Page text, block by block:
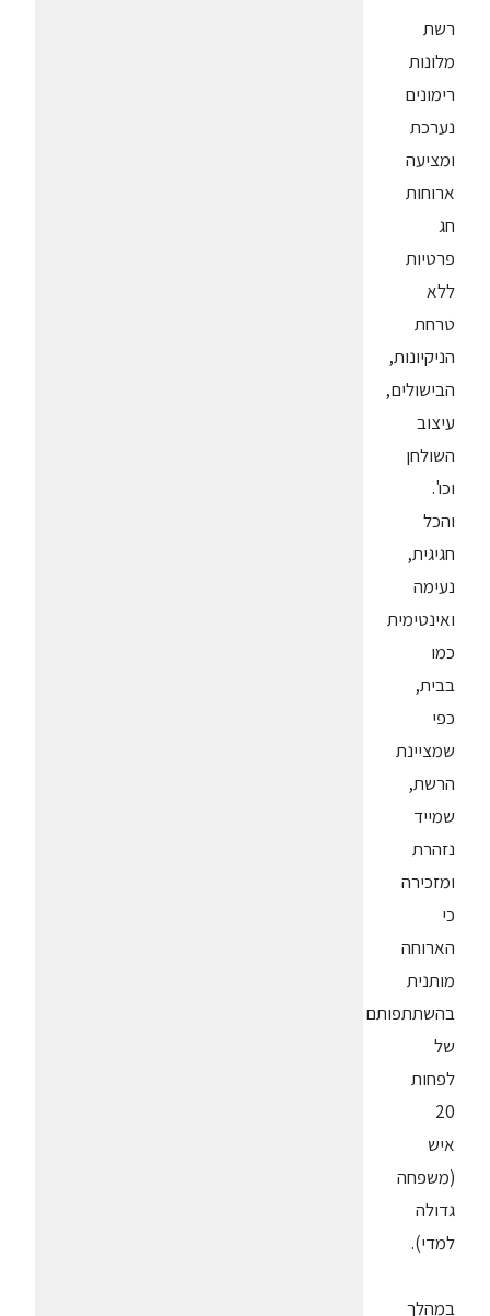
רשת
מלונות
רימונים
נערכת
ומציעה
ארוחות
חג
פרטיות
ללא
טרחת
הניקיונות,
הבישולים,
עיצוב
השולחן
וכו'.
והכל
חגיגית,
נעימה
ואינטימית
כמו
בבית,
כפי
שמציינת
הרשת,
שמייד
נזהרת
ומזכירה
כי
הארוחה
מותנית
בהשתתפותם
של
לפחות
20
איש
(משפחה
גדולה
למדי).
במהלך